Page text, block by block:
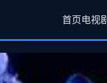
首页电视剧